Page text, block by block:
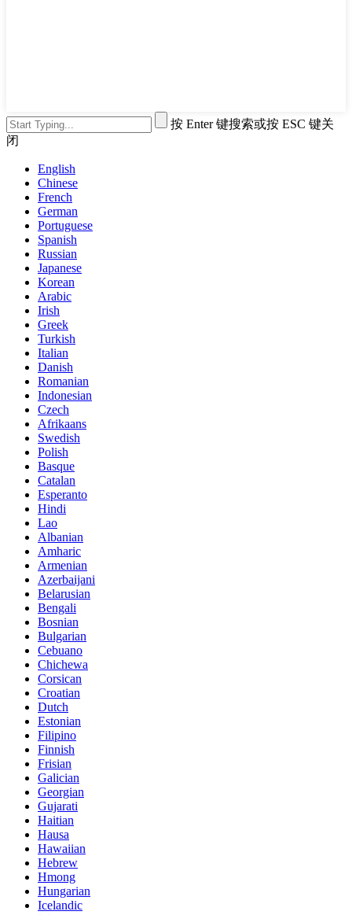
按 Enter 键搜索或按 ESC 键关
闭
English
Chinese
French
German
Portuguese
Spanish
Russian
Japanese
Korean
Arabic
Irish
Greek
Turkish
Italian
Danish
Romanian
Indonesian
Czech
Afrikaans
Swedish
Polish
Basque
Catalan
Esperanto
Hindi
Lao
Albanian
Amharic
Armenian
Azerbaijani
Belarusian
Bengali
Bosnian
Bulgarian
Cebuano
Chichewa
Corsican
Croatian
Dutch
Estonian
Filipino
Finnish
Frisian
Galician
Georgian
Gujarati
Haitian
Hausa
Hawaiian
Hebrew
Hmong
Hungarian
Icelandic